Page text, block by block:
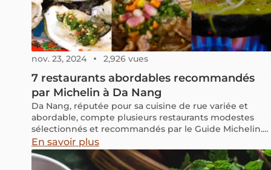
nov. 23, 2024 2,926 vues
7 restaurants abordables recommandés
par Michelin à Da Nang
Da Nang, réputée pour sa cuisine de rue variée et
abordable, compte plusieurs restaurants modestes
sélectionnés et recommandés par le Guide Michelin.
Cette année, 35 établissements de la ville ont été
distingués, dont 7 adresses locales qui se démarquent
par leur excellent rapport qualité-prix.
En savoir plus